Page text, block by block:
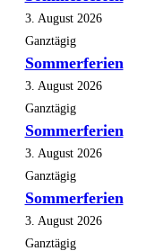
3. August 2026
Ganztägig
Sommerferien
3. August 2026
Ganztägig
Sommerferien
3. August 2026
Ganztägig
Sommerferien
3. August 2026
Ganztägig